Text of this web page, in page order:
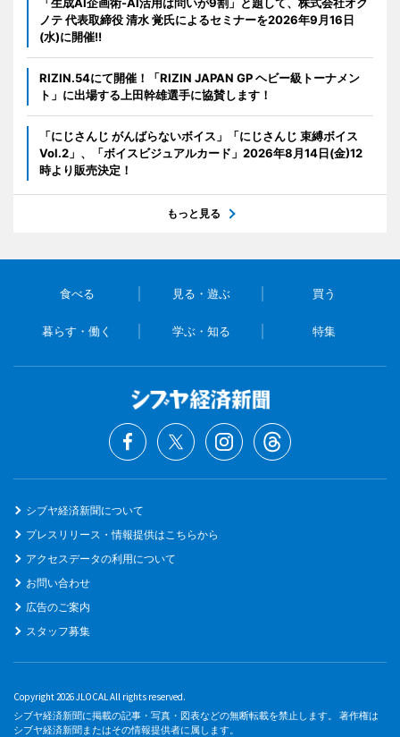
「生成AI企画術-AI活用は問いが9割」と題して、株式会社オク
ノテ 代表取締役 清水 覚氏によるセミナーを2026年9月16日
(水)に開催!!
RIZIN.54にて開催！「RIZIN JAPAN GP ヘビー級トーナメン
ト」に出場する上田幹雄選手に協賛します！
「にじさんじ がんばらないボイス」「にじさんじ 束縛ボイス
Vol.2」、「ボイスビジュアルカード」2026年8月14日(金)12
時より販売決定！
もっと見る
食べる 見る・遊ぶ 買う
暮らす・働く 学ぶ・知る 特集
シブヤ経済新聞について
プレスリリース・情報提供はこちらから
アクセスデータの利用について
お問い合わせ
広告のご案内
スタッフ募集
Copyright 2026 JLOCAL All rights reserved.
シブヤ経済新聞に掲載の記事・写真・図表などの無断転載を禁止します。 著作権は
シブヤ経済新聞またはその情報提供者に属します。